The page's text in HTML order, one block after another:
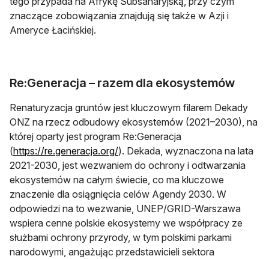
znaczące zobowiązania znajdują się także w Azji i
Ameryce Łacińskiej.
Re:Generacja – razem dla ekosystemów
Renaturyzacja gruntów jest kluczowym filarem Dekady
ONZ na rzecz odbudowy ekosystemów (2021–2030), na
której oparty jest program Re:Generacja
(https://re.generacja.org/otwiera się w nowej karcie
). Dekada, wyznaczona na lata
2021-2030, jest wezwaniem do ochrony i odtwarzania
ekosystemów na całym świecie, co ma kluczowe
znaczenie dla osiągnięcia celów Agendy 2030. W
odpowiedzi na to wezwanie, UNEP/GRID-Warszawa
wspiera cenne polskie ekosystemy we współpracy ze
służbami ochrony przyrody, w tym polskimi parkami
narodowymi, angażując przedstawicieli sektora